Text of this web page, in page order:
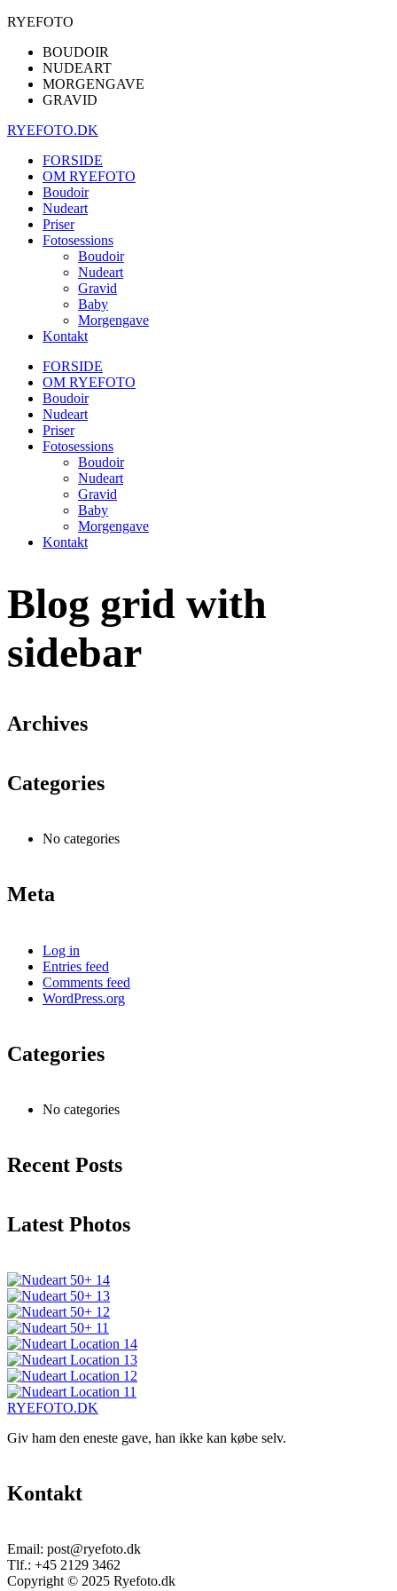
RYEFOTO
BOUDOIR
NUDEART
MORGENGAVE
GRAVID
RYEFOTO.DK
FORSIDE
OM RYEFOTO
Boudoir
Nudeart
Priser
Fotosessions
Boudoir
Nudeart
Gravid
Baby
Morgengave
Kontakt
FORSIDE
OM RYEFOTO
Boudoir
Nudeart
Priser
Fotosessions
Boudoir
Nudeart
Gravid
Baby
Morgengave
Kontakt
Blog grid with
sidebar
Archives
Categories
No categories
Meta
Log in
Entries feed
Comments feed
WordPress.org
Categories
No categories
Recent Posts
Latest Photos
RYEFOTO.DK
Giv ham den eneste gave, han ikke kan købe selv.
Kontakt
Email: post@ryefoto.dk
Tlf.: +45 2129 3462
Copyright © 2025 Ryefoto.dk